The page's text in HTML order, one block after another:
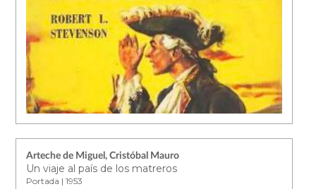
Arteche de Miguel, Cristóbal Mauro
Un viaje al país de los matreros
Portada | 1953